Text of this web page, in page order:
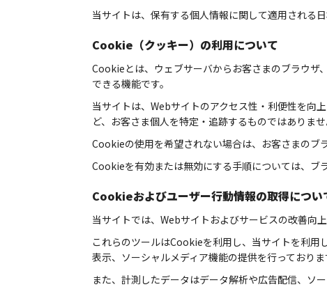
当サイトは、保有する個人情報に関して適用される
Cookie（クッキー）の利用について
Cookieとは、ウェブサーバからお客さまのブラウザ
できる機能です。
当サイトは、Webサイトのアクセス性・利便性を向
ど、お客さま個人を特定・追跡するものではありませ
Cookieの使用を希望されない場合は、お客さまのブ
Cookieを有効または無効にする手順については、ブ
Cookieおよびユーザー行動情報の取得につい
当サイトでは、Webサイトおよびサービスの改善向
これらのツールはCookieを利用し、当サイトを利用
表示、ソーシャルメディア機能の提供を行っておりま
また、計測したデータはデータ解析や広告配信、ソ